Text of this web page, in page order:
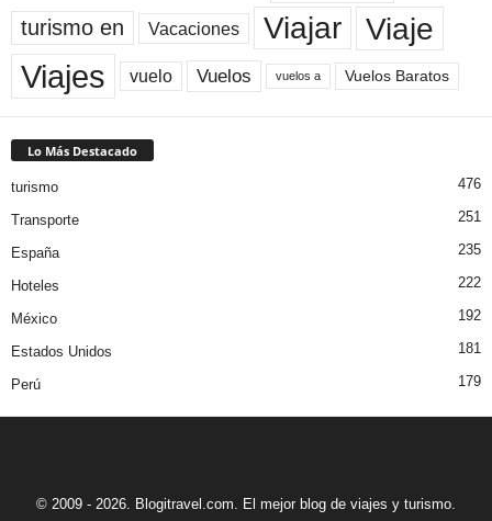
turismo en Vacaciones Viajar Viaje
Viajes vuelo Vuelos vuelos a Vuelos Baratos
Lo Más Destacado
turismo 476
Transporte 251
España 235
Hoteles 222
México 192
Estados Unidos 181
Perú 179
© 2009 - 2026. Blogitravel.com. El mejor blog de viajes y turismo.